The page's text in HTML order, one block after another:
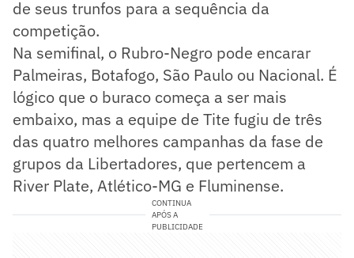
de seus trunfos para a sequência da
competição.
Na semifinal, o Rubro-Negro pode encarar
Palmeiras, Botafogo, São Paulo ou Nacional. É
lógico que o buraco começa a ser mais
embaixo, mas a equipe de Tite fugiu de três
das quatro melhores campanhas da fase de
grupos da Libertadores, que pertencem a
River Plate, Atlético-MG e Fluminense.
CONTINUA
APÓS A
PUBLICIDADE